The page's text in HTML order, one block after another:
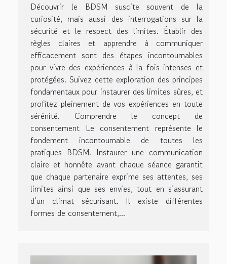
Découvrir le BDSM suscite souvent de la
curiosité, mais aussi des interrogations sur la
sécurité et le respect des limites. Établir des
règles claires et apprendre à communiquer
efficacement sont des étapes incontournables
pour vivre des expériences à la fois intenses et
protégées. Suivez cette exploration des principes
fondamentaux pour instaurer des limites sûres, et
profitez pleinement de vos expériences en toute
sérénité. Comprendre le concept de
consentement Le consentement représente le
fondement incontournable de toutes les
pratiques BDSM. Instaurer une communication
claire et honnête avant chaque séance garantit
que chaque partenaire exprime ses attentes, ses
limites ainsi que ses envies, tout en s’assurant
d’un climat sécurisant. Il existe différentes
formes de consentement,...